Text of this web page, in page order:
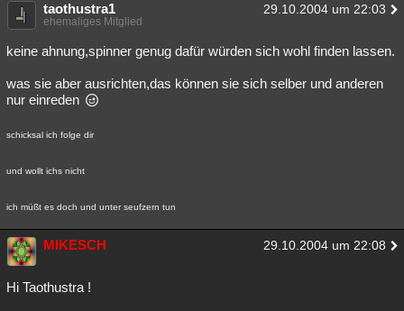
taothustra1 29.10.2004 um 22:03
ehemaliges Mitglied
keine ahnung,spinner genug dafür würden sich wohl finden lassen.
was sie aber ausrichten,das können sie sich selber und anderen
nur einreden
schicksal ich folge dir
und wollt ichs nicht
ich müßt es doch und unter seufzern tun
MIKESCH 29.10.2004 um 22:08
Hi Taothustra !